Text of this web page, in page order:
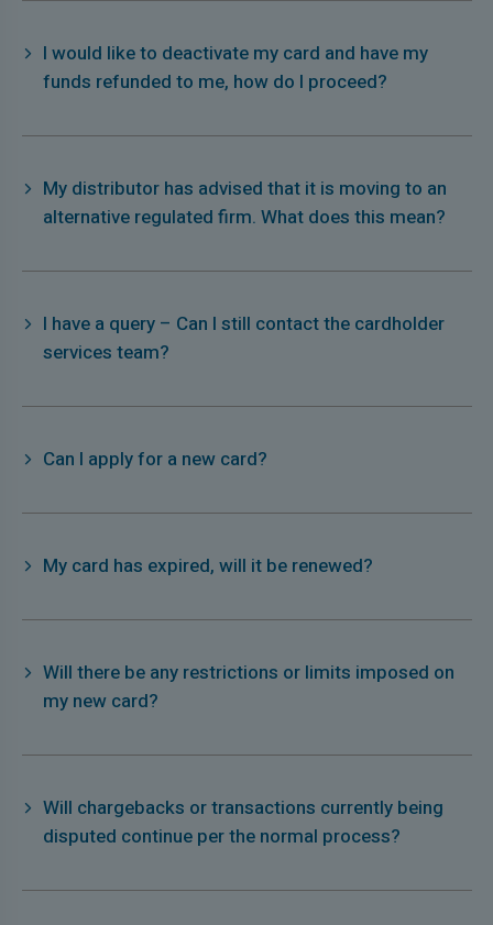
I would like to deactivate my card and have my
funds refunded to me, how do I proceed?
My distributor has advised that it is moving to an
alternative regulated firm. What does this mean?
I have a query – Can I still contact the cardholder
services team?
Can I apply for a new card?
My card has expired, will it be renewed?
Will there be any restrictions or limits imposed on
my new card?
Will chargebacks or transactions currently being
disputed continue per the normal process?